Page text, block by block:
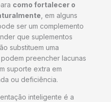
como fortalecer o
, em alguns
ser um complemento
que suplementos
substituem uma
preencher lacunas
suporte extra em
ou deficiência.
inteligente é a